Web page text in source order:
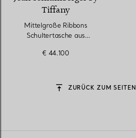
Tiffany
Mittelgroße Ribbons
Schultertasche aus
€ 44.100
ZURÜCK ZUM